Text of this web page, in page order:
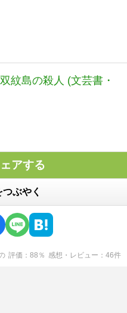
紋島の殺人 (文芸書・
アする
ぶやく
評価 88 ％ 感想・レビュー 46件